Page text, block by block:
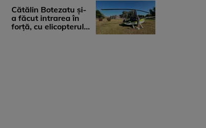
...
Cătălin Botezatu și-
a făcut intrarea în
forță, cu elicopterul,